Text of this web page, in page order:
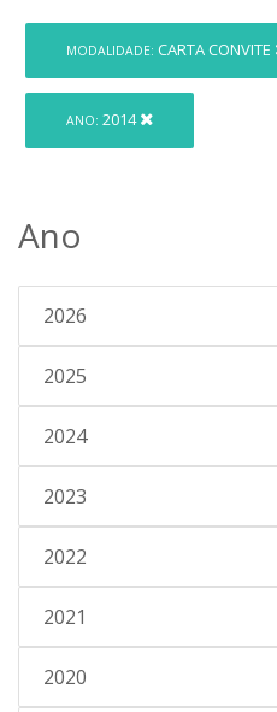
MODALIDADE: CARTA CONVITE
ANO: 2014
Ano
2026
2025
2024
2023
2022
2021
2020